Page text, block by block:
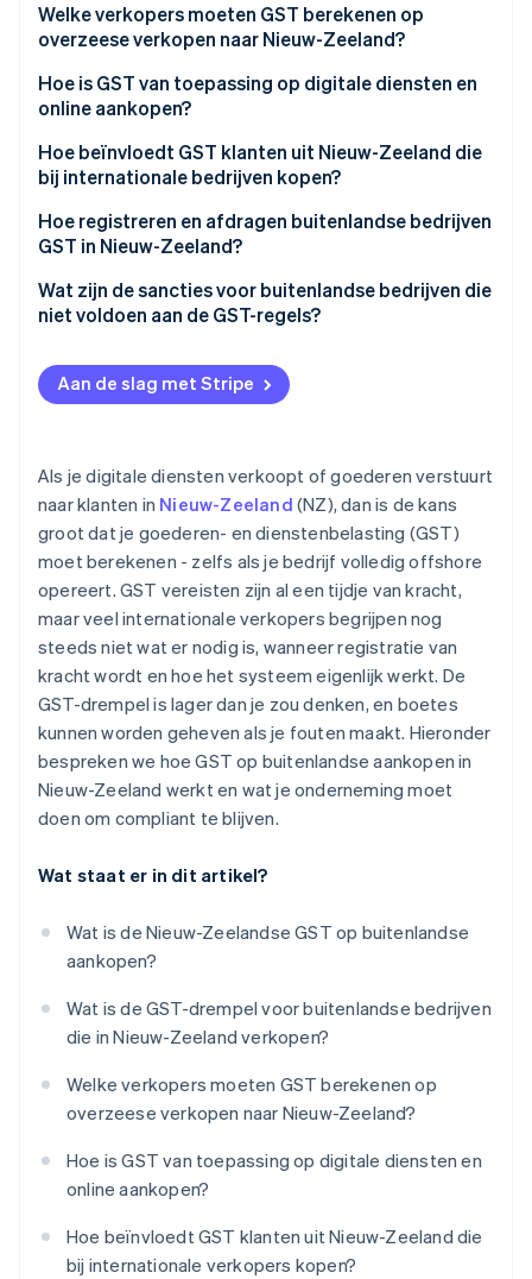
Welke verkopers moeten GST berekenen op
overzeese verkopen naar Nieuw-Zeeland?
Directe overzeese verkopers
Online marktplaatsen
Herbezorgers en personal shopping diensten
Hoe is GST van toepassing op digitale diensten en
online aankopen?
Hoe beïnvloedt GST klanten uit Nieuw-Zeeland die
bij internationale bedrijven kopen?
Hoe registreren en afdragen buitenlandse bedrijven
GST in Nieuw-Zeeland?
Registreren voor GST
Betaling GST op in aanmerking komende verkopen
aan NZ-klanten
GST-aangiften indienen en betaling aan IRD
Bewaar dossiers voor zeven jaar
Wat zijn de sancties voor buitenlandse bedrijven die
niet voldoen aan de GST-regels?
Het niet betalen van GST
Escalerende boetes voor te late betaling
Gebrek aan sancties
Strafrechtelijke vervolging
Aan de slag met Stripe
Als je digitale diensten verkoopt of goederen verstuurt
naar klanten in Nieuw-Zeeland (NZ), dan is de kans
groot dat je goederen- en dienstenbelasting (GST)
moet berekenen - zelfs als je bedrijf volledig offshore
opereert. GST vereisten zijn al een tijdje van kracht,
maar veel internationale verkopers begrijpen nog
steeds niet wat er nodig is, wanneer registratie van
kracht wordt en hoe het systeem eigenlijk werkt. De
GST-drempel is lager dan je zou denken, en boetes
kunnen worden geheven als je fouten maakt. Hieronder
bespreken we hoe GST op buitenlandse aankopen in
Nieuw-Zeeland werkt en wat je onderneming moet
doen om compliant te blijven.
Wat staat er in dit artikel?
Wat is de Nieuw-Zeelandse GST op buitenlandse
aankopen?
Wat is de GST-drempel voor buitenlandse bedrijven
die in Nieuw-Zeeland verkopen?
Welke verkopers moeten GST berekenen op
overzeese verkopen naar Nieuw-Zeeland?
Hoe is GST van toepassing op digitale diensten en
online aankopen?
Hoe beïnvloedt GST klanten uit Nieuw-Zeeland die
bij internationale verkopers kopen?